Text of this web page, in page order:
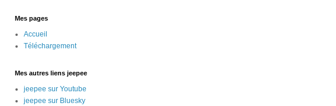
Mes pages
Accueil
Téléchargement
Mes autres liens jeepee
jeepee sur Youtube
jeepee sur Bluesky